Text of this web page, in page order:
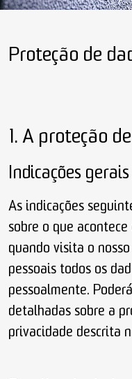
Proteção de
1. A proteção
Indicações gerais
As indicações
sobre o que acontece
quando visita o
pessoais todos os
pessoalmente.
detalhadas sobre a
privacidade descrita